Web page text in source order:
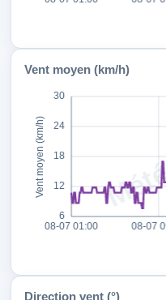
Vent moyen (km/h)
Direction vent (°)